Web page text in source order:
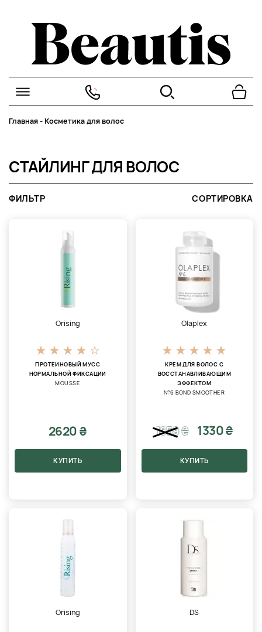
Главная-Косметика для волос
СТАЙЛИНГ ДЛЯ ВОЛОС
ФИЛЬТР СОРТИРОВКА
Orising
ПРОТЕИНОВЫЙ МУСС
НОРМАЛЬНОЙ ФИКСАЦИИ
MOUSSE
2620 ₴
КУПИТЬ
Olaplex
КРЕМ ДЛЯ ВОЛОС С
ВОССТАНАВЛИВАЮЩИМ
ЭФФЕКТОМ
№6 BOND SMOOTHER
1659₴ 1330 ₴
КУПИТЬ
Orising DS